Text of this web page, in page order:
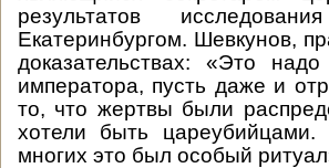
результатов
Екатеринбургом. Шевкунов,
доказательствах: «Это
императора, пусть даже и
то, что жертвы были
хотели быть
многих это был особый